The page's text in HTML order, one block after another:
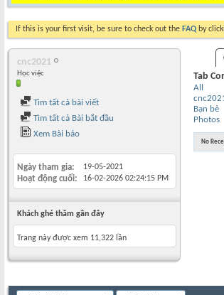
If this is your first visit, be sure to check out the FAQ by
cnc2021
Học việc
Tìm tất cả bài viết
Tìm tất cả Bài bắt đầu
Xem Bài báo
Ngày tham gia 19-05-2021
Hoạt động cuối 16-02-2026 02:24:15 PM
Khách ghé thăm gần đây
Trang này được xem 11,322 lần
Tab
All
Bạn bè
Photos
No